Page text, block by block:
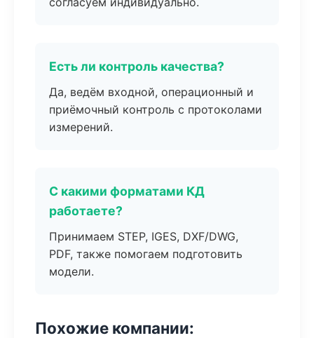
Есть ли контроль качества?
Да, ведём входной, операционный и
приёмочный контроль с протоколами
измерений.
С какими форматами КД
работаете?
Принимаем STEP, IGES, DXF/DWG,
PDF, также помогаем подготовить
модели.
Похожие компании: